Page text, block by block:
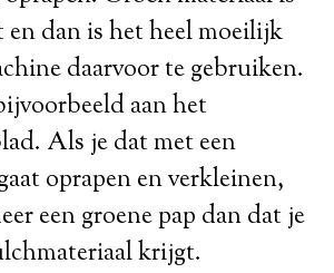
en dan is het heel moeilijk
daarvoor te gebruiken.
aan het
Als je dat met een
oprapen en verkleinen,
een groene pap dan dat je
krijgt.